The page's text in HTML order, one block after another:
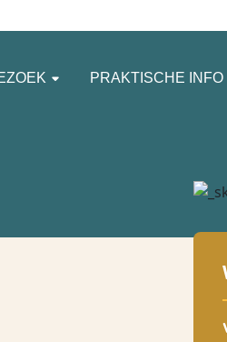
PRAKTISCHE INFO